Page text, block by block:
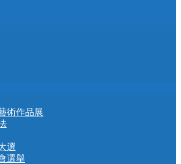
術作品展
選
選舉